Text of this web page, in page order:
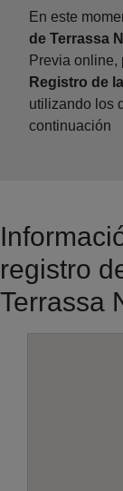
En este
de Terrassa
Previa online,
Registro de
utilizando los
continuación
registro
Terrassa